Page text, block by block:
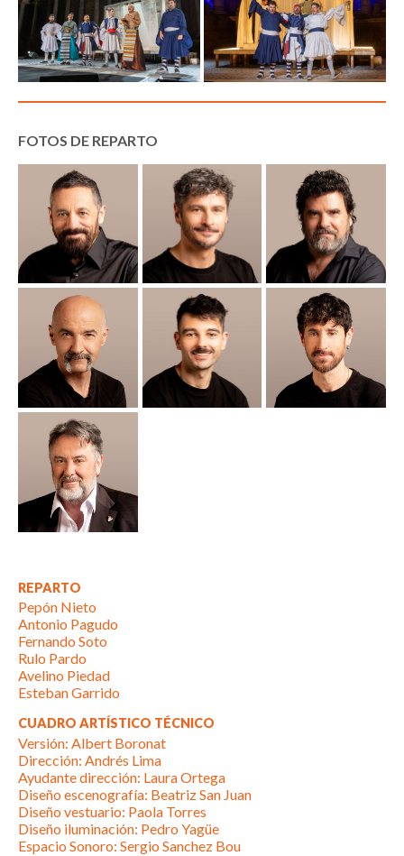
FOTOS DE REPARTO
REPARTO
Pepón Nieto
Antonio Pagudo
Fernando Soto
Rulo Pardo
Avelino Piedad
Esteban Garrido
CUADRO ARTÍSTICO TÉCNICO
Versión: Albert Boronat
Dirección: Andrés Lima
Ayudante dirección: Laura Ortega
Diseño escenografía: Beatriz San Juan
Diseño vestuario: Paola Torres
Diseño iluminación: Pedro Yagüe
Espacio Sonoro: Sergio Sanchez Bou